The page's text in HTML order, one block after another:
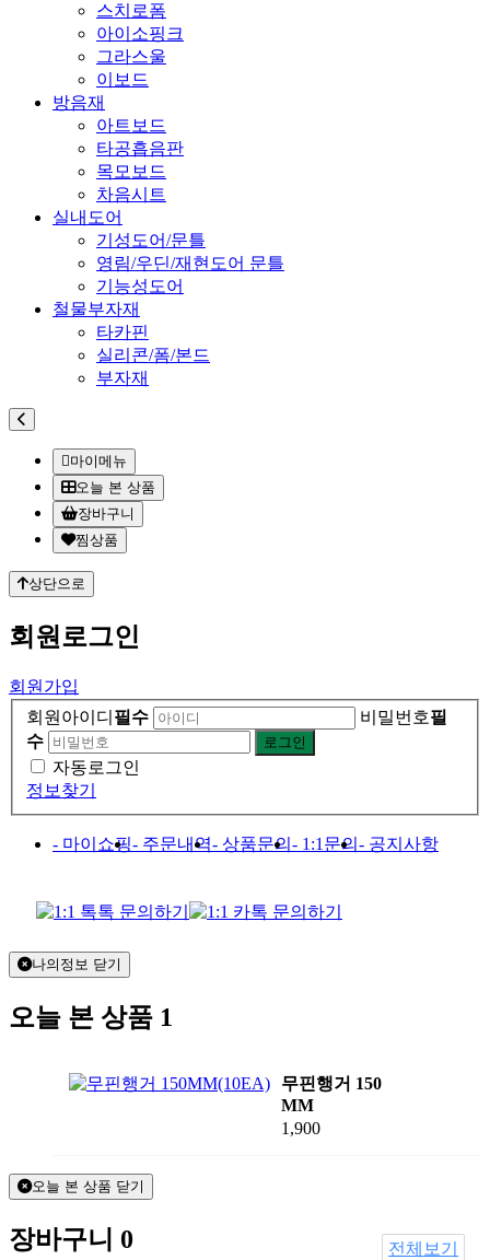
스치로폼
아이소핑크
그라스울
이보드
방음재
아트보드
타공흡음판
목모보드
차음시트
실내도어
기성도어/문틀
영림/우딘/재현도어 문틀
기능성도어
철물부자재
타카핀
실리콘/폼/본드
부자재
마이메뉴
오늘 본 상품
장바구니
찜상품
상단으로
회원 로그인
회원가입
회원아이디 필수 비밀번호필
수
자동로그인
정보찾기
- 마이쇼핑- 주문내역- 상품문의 - 1:1문의 - 공지사항
나의정보 닫기
오늘 본 상품 1
무핀행거 150
MM
1,900
오늘 본 상품 닫기
장바구니 0 전체보기